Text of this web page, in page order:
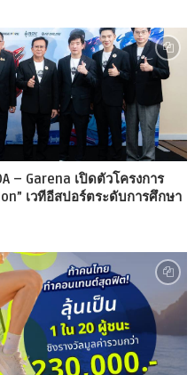
– Garena เปิดตัวโครงการ
เวทีอีสปอร์ตระดับการศึกษา